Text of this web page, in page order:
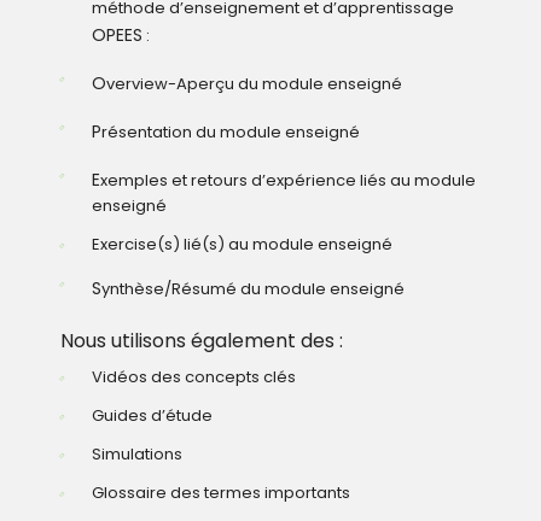
méthode d’enseignement et d’apprentissage
OPEES :
Overview-Aperçu du module enseigné
Présentation du module enseigné
Exemples et retours d’expérience liés au module
enseigné
Exercise(s) lié(s) au module enseigné
Synthèse/Résumé du module enseigné
Nous utilisons également des :
Vidéos des concepts clés
Guides d’étude
Simulations
Glossaire des termes importants